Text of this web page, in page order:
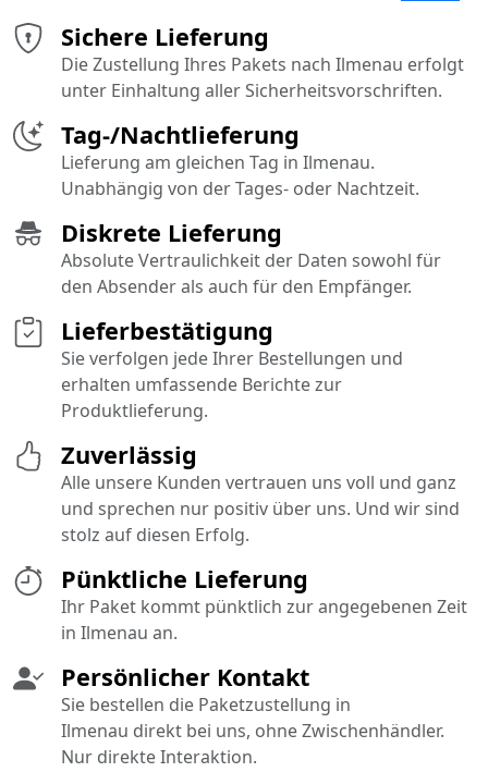
Pünktliche Lieferung
Ihr Paket kommt pünktlich zur angegebenen Zeit
in Ilmenau an.
Sichere Lieferung
Die Zustellung Ihres Pakets nach Ilmenau erfolgt
unter Einhaltung aller Sicherheitsvorschriften.
Diskrete Lieferung
Absolute Vertraulichkeit der Daten sowohl für
den Absender als auch für den Empfänger.
Tag-/Nachtlieferung
Lieferung am gleichen Tag in Ilmenau.
Unabhängig von der Tages- oder Nachtzeit.
Persönlicher Kontakt
Sie bestellen die Paketzustellung in
Ilmenau direkt bei uns, ohne Zwischenhändler.
Nur direkte Interaktion.
Lieferbestätigung
Sie verfolgen jede Ihrer Bestellungen und
erhalten umfassende Berichte zur
Produktlieferung.
Zuverlässig
Alle unsere Kunden vertrauen uns voll und ganz
und sprechen nur positiv über uns. Und wir sind
stolz auf diesen Erfolg.